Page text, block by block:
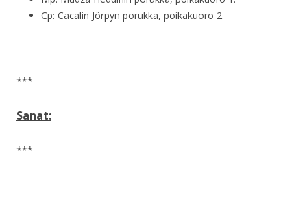
Cp: Cacalin Jörpyn porukka, poikakuoro 2.
***
Sanat:
***